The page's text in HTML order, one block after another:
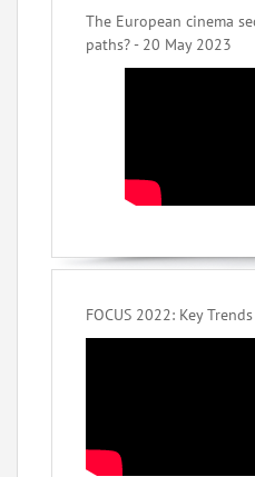
The European cinema
paths? - 20 May 2023
FOCUS 2022: Key